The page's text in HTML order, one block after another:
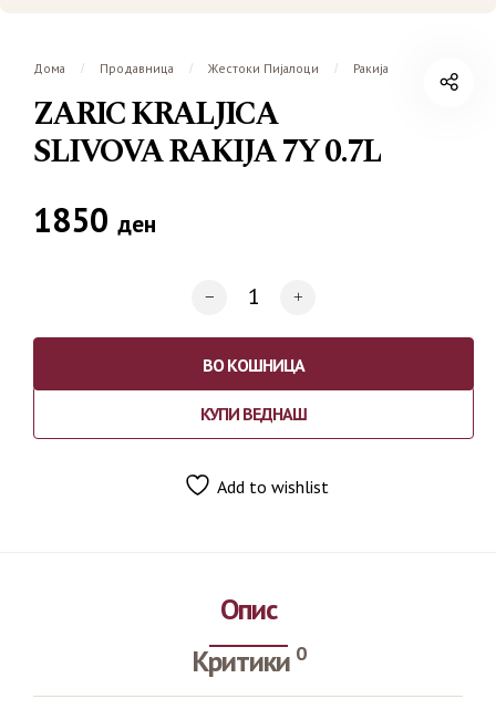
Дома / Продавница / Жестоки Пијалоци / Ракија
ZARIC KRALJICA
SLIVOVA RAKIJA 7Y 0.7L
1850 ден
ВО КОШНИЦА
КУПИ ВЕДНАШ
Add to wishlist
Опис
Критики 0